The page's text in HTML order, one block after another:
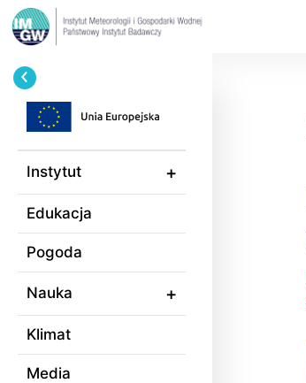
Przejdź
do
treści
Instytut
Edukacja
Pogoda
Nauka
Klimat
Media